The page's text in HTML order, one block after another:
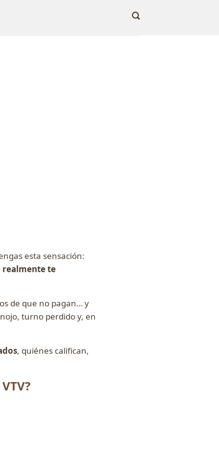
esta sensación:
realmente te
de que no pagan… y
turno perdido y, en
, quiénes califican,